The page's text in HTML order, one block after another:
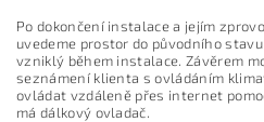
Po dokončení instalace a jejím
uvedeme prostor do původního
vzniklý během instalace. Závěrem
seznámení klienta s ovládáním
ovládat vzdáleně přes internet
má dálkový ovladač.